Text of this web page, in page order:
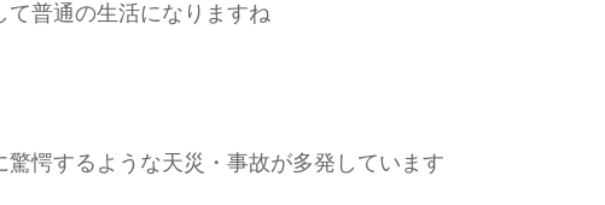
て普通の生活になりますね
驚愕するような天災・事故が多発しています